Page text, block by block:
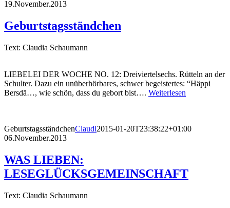
19.November.2013
Geburtstagsständchen
Text: Claudia Schaumann
LIEBELEI DER WOCHE NO. 12: Dreiviertelsechs. Rütteln an der
Schulter. Dazu ein unüberhörbares, schwer begeistertes: “Häppi
Bersdä…, wie schön, dass du gebort bist…. Weiterlesen
GeburtstagsständchenClaudi2015-01-20T23:38:22+01:00
06.November.2013
WAS LIEBEN:
LESEGLÜCKSGEMEINSCHAFT
Text: Claudia Schaumann